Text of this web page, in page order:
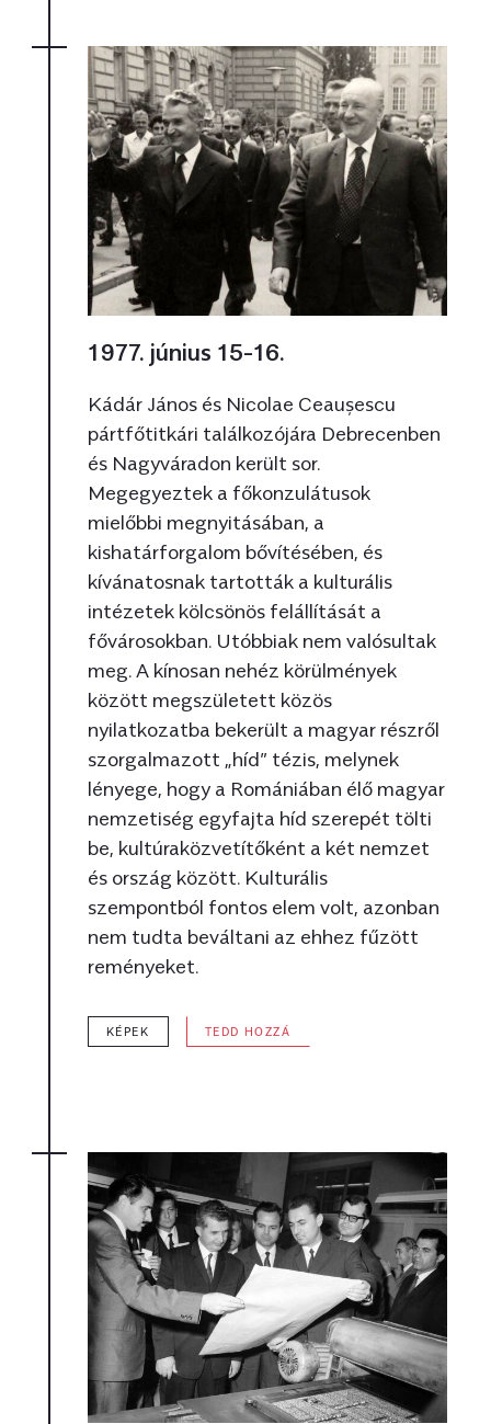
1977. június 15-16.
Kádár János és Nicolae Ceaușescu
pártfőtitkári találkozójára Debrecenben
és Nagyváradon került sor.
Megegyeztek a főkonzulátusok
mielőbbi megnyitásában, a
kishatárforgalom bővítésében, és
kívánatosnak tartották a kulturális
intézetek kölcsönös felállítását a
fővárosokban. Utóbbiak nem valósultak
meg. A kínosan nehéz körülmények
között megszületett közös
nyilatkozatba bekerült a magyar részről
szorgalmazott „híd” tézis, melynek
lényege, hogy a Romániában élő magyar
nemzetiség egyfajta híd szerepét tölti
be, kultúraközvetítőként a két nemzet
és ország között. Kulturális
szempontból fontos elem volt, azonban
nem tudta beváltani az ehhez fűzött
reményeket.
KÉPEK TEDD HOZZÁ